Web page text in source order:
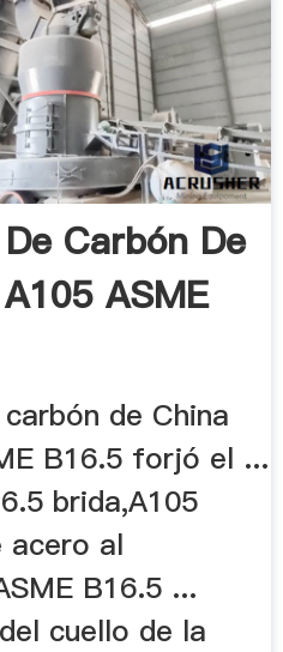
Carbón De
ASME
de China
B16.5 forjó el ...
brida,A105
acero al
B16.5 ...
cuello de la